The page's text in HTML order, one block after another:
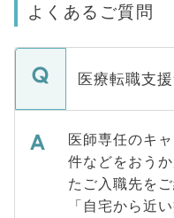
よくあるご質問
医療転職支
医師専任のキ
件などをおう
たご入職先を
「自宅から近